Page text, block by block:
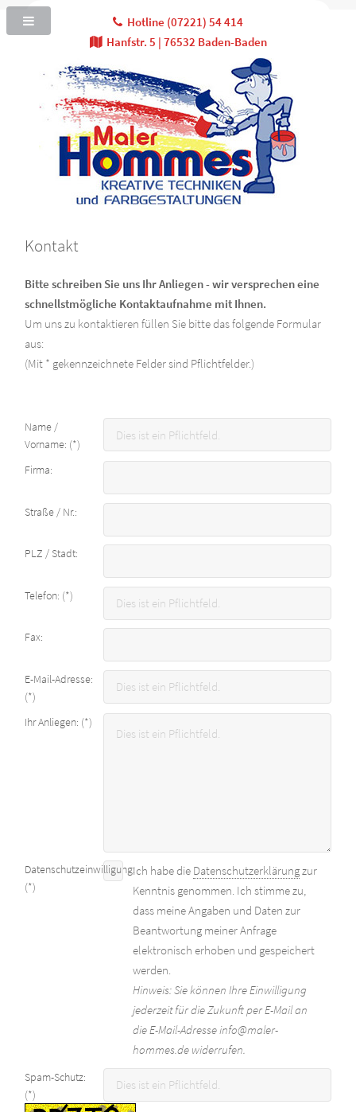
Hotline (07221) 54 414
Hanfstr. 5 | 76532 Baden-Baden
Kontakt
Bitte schreiben Sie uns Ihr Anliegen - wir versprechen eine
schnellstmögliche Kontaktaufnahme mit Ihnen.
Um uns zu kontaktieren füllen Sie bitte das folgende Formular
aus:
(Mit * gekennzeichnete Felder sind Pflichtfelder.)
Name /
Vorname: (*)
Firma:
Straße / Nr.:
PLZ / Stadt:
Telefon: (*)
Fax:
E-Mail-Adresse:
(*)
Ihr Anliegen: (*)
Datenschutzeinwilligung:
(*)
Ich habe die Datenschutzerklärungzur
Kenntnis genommen. Ich stimme zu,
dass meine Angaben und Daten zur
Beantwortung meiner Anfrage
elektronisch erhoben und gespeichert
werden.
Hinweis: Sie können Ihre Einwilligung
jederzeit für die Zukunft per E-Mail an
die E-Mail-Adresse info@maler-
hommes.de widerrufen.
Spam-Schutz:
(*)